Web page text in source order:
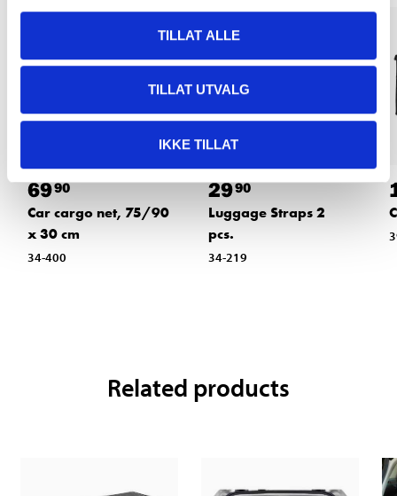
TILLAT ALLE
TILLAT UTVALG
IKKE TILLAT
6990
Car cargo net, 75/90
x 30 cm
34-400
2990
Luggage Straps 2
pcs.
34-219
Related products